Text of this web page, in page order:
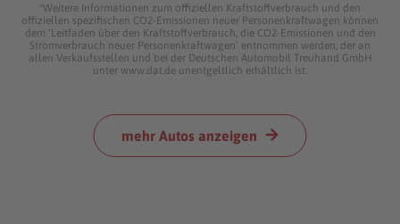
mehr Autos anzeigen
*Weitere Informationen zum offiziellen Kraftstoffverbrauch und den
offiziellen spezifischen CO2-Emissionen neuer Personenkraftwagen können
dem ‘Leitfaden über den Kraftstoffverbrauch, die CO2-Emissionen und den
Stromverbrauch neuer Personenkraftwagen’ entnommen werden, der an
allen Verkaufsstellen und bei der Deutschen Automobil Treuhand GmbH
unter www.dat.de unentgeltlich erhältlich ist.